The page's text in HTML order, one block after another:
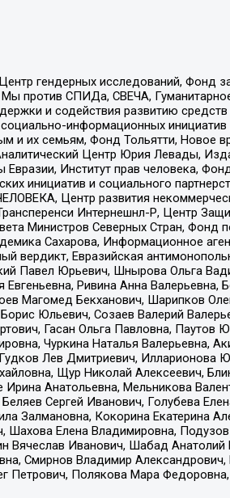
гендерных исследований, Фонд
против СПИДа, СВЕЧА,
и содействия развитию
информационных инициатив
и их семьям, Фонд Тольятти, Новое
Центр Юрия Левады,
Институт прав человека,
инициатив и социального
Центр развития
Интернешнл-Р, Центр
Министров Северных Стран, Фонд
Сахарова, Информационное
вердикт, Евразийская
Павел Юрьевич, Шнырова Ольга
Ривина Анна Валерьевна,
Магомед Бекханович, Шарипков
Юльевич, Созаев Валерий
Гасан Ольга Павловна, Паутов
Чуркина Наталья Валерьевна,
Лев Дмитриевич, Илларионова
Щур Николай Алексеевич,
Анатольевна, Мельникова
Сергей Иванович, Голубева
Залмановна, Кокорина Екатерина
Елена Владимировна, Подузов
Вячеслав Иванович, Шабад Анатолий
Смирнов Владимир Александрович,
Петрович, Полякова Мара